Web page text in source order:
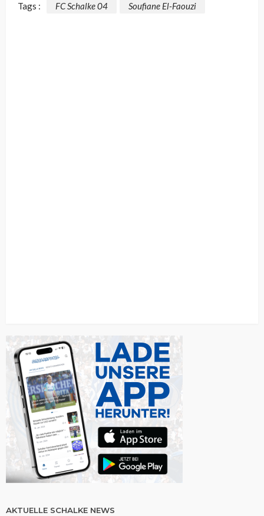
Tags : FC Schalke 04 Soufiane El-Faouzi
AKTUELLE SCHALKE NEWS